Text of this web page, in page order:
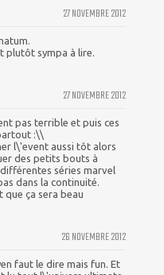
27 NOVEMBRE 2012
plutôt sympa à lire.
27 NOVEMBRE 2012
pas terrible et puis ces
:\\
l\'event aussi tôt alors
des petits bouts à
séries marvel
dans la continuité.
que ça sera beau
26 NOVEMBRE 2012
faut le dire mais fun. Et